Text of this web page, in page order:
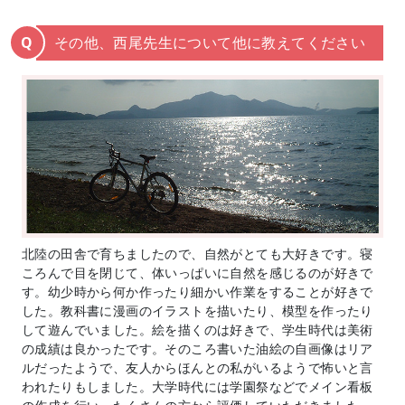
Q その他、西尾先生について他に教えてください
北陸の田舎で育ちましたので、自然がとても大好きです。寝
ころんで目を閉じて、体いっぱいに自然を感じるのが好きで
す。幼少時から何か作ったり細かい作業をすることが好きで
した。教科書に漫画のイラストを描いたり、模型を作ったり
して遊んでいました。絵を描くのは好きで、学生時代は美術
の成績は良かったです。そのころ書いた油絵の自画像はリア
ルだったようで、友人からほんとの私がいるようで怖いと言
われたりもしました。大学時代には学園祭などでメイン看板